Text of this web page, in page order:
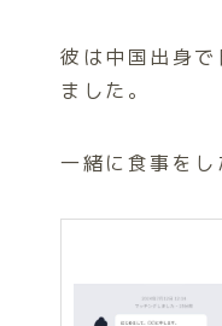
彼は中国出身
ました。
一緒に食事を